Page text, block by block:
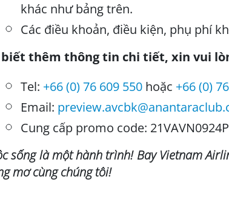
khác như bảng trên.
Các điều khoản, điều kiện, phụ phí
thêm thông tin chi tiết, xin vui
Tel: +66 (0) 76 609 550 hoặc +66 (0)
Email:
Cung cấp promo code:
sống là một hành trình! Bay Vietnam
mơ cùng chúng tôi!